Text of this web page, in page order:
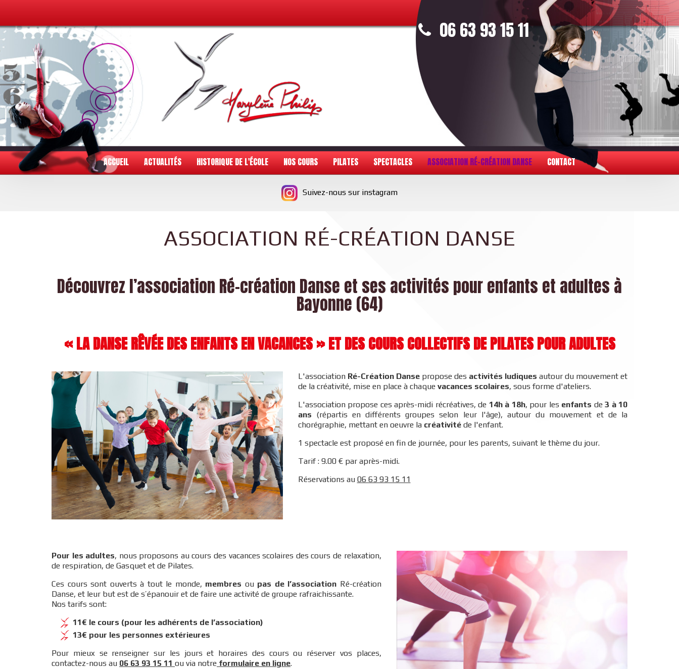
06 63 93 15 11
ACCUEIL ACTUALITÉS HISTORIQUE DE L'ÉCOLE NOS COURS PILATES SPECTACLES ASSOCIATION RÉ-CRÉATION DANSE CONTACT
Suivez-nous sur instagram
Découvrez l’association Ré-création Danse et ses activités pour enfants et adultes à
Bayonne (64)
« LA DANSE RÊVÉE DES ENFANTS EN VACANCES » ET DES COURS COLLECTIFS DE PILATES POUR ADULTES
L'association Ré-Création Danse propose des activités ludiques autour du mouvement et
de la créativité, mise en place à chaque vacances scolaires, sous forme d'ateliers.
L'association propose ces après-midi récréatives, de 14h à 18h, pour les enfants de 3 à 10
ans (répartis en différents groupes selon leur l'âge), autour du mouvement et de la
chorégraphie, mettant en oeuvre la créativité de l'enfant.
1 spectacle est proposé en fin de journée, pour les parents, suivant le thème du jour.
Tarif : 9.00 € par après-midi.
Réservations au 06 63 93 15 11
Pour les adultes, nous proposons au cours des vacances scolaires des cours de relaxation,
de respiration, de Gasquet et de Pilates.
Ces cours sont ouverts à tout le monde, membres oupas de l’association Ré-création
Danse, et leur but est de s’épanouir et de faire une activité de groupe rafraichissante.
Nos tarifs sont:
11€ le cours (pour les adhérents de l’association)
13€ pour les personnes extérieures
Pour mieux se renseigner sur les jours et horaires des cours ou réserver vos places,
contactez-nous au 06 63 93 15 11 ou via notre formulaire en ligne.
ASSOCIATION RÉ-CRÉATION DANSE